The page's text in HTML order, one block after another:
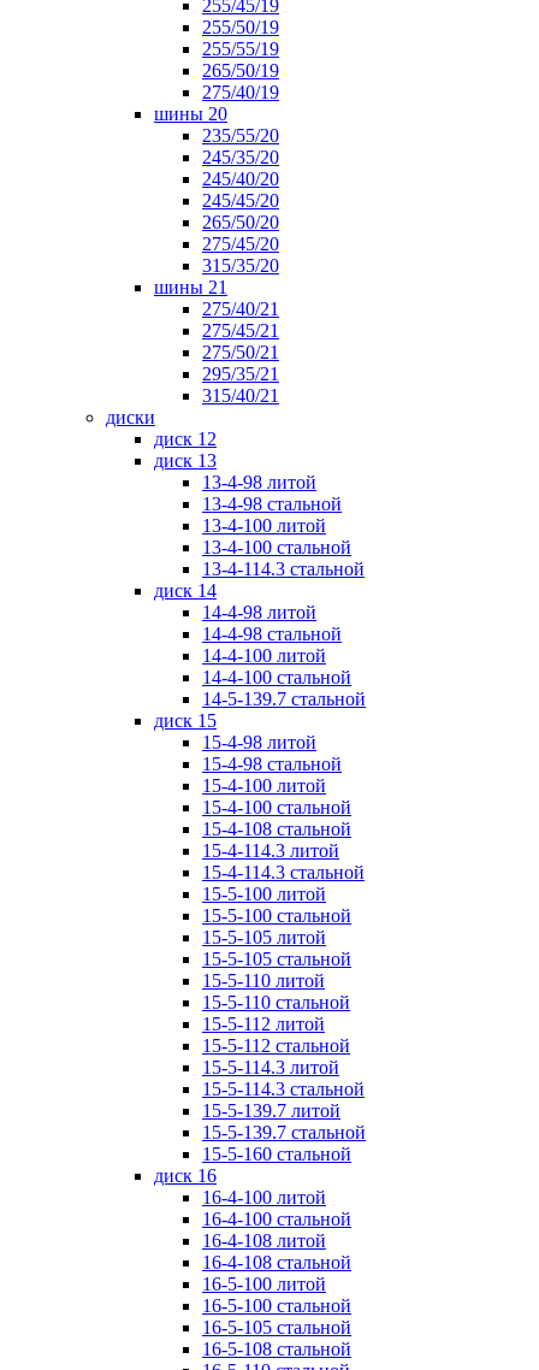
255/45/19
255/50/19
255/55/19
265/50/19
275/40/19
шины 20
235/55/20
245/35/20
245/40/20
245/45/20
265/50/20
275/45/20
315/35/20
шины 21
275/40/21
275/45/21
275/50/21
295/35/21
315/40/21
диски
диск 12
диск 13
13-4-98 литой
13-4-98 стальной
13-4-100 литой
13-4-100 стальной
13-4-114.3 стальной
диск 14
14-4-98 литой
14-4-98 стальной
14-4-100 литой
14-4-100 стальной
14-5-139.7 стальной
диск 15
15-4-98 литой
15-4-98 стальной
15-4-100 литой
15-4-100 стальной
15-4-108 стальной
15-4-114.3 литой
15-4-114.3 стальной
15-5-100 литой
15-5-100 стальной
15-5-105 литой
15-5-105 стальной
15-5-110 литой
15-5-110 стальной
15-5-112 литой
15-5-112 стальной
15-5-114.3 литой
15-5-114.3 стальной
15-5-139.7 литой
15-5-139.7 стальной
15-5-160 стальной
диск 16
16-4-100 литой
16-4-100 стальной
16-4-108 литой
16-4-108 стальной
16-5-100 литой
16-5-100 стальной
16-5-105 стальной
16-5-108 стальной